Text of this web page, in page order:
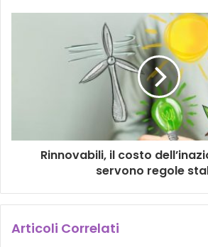
Rinnovabili, il costo
servono regole
Articoli Correlati